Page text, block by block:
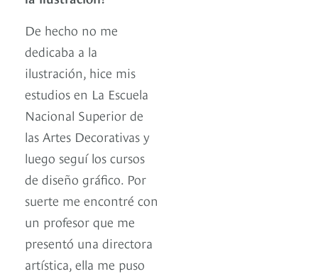
De hecho no me
dedicaba a la
ilustración, hice mis
estudios en La Escuela
Nacional Superior de
las Artes Decorativas y
luego seguí los cursos
de diseño gráfico. Por
suerte me encontré con
un profesor que me
presentó una directora
artística, ella me puso